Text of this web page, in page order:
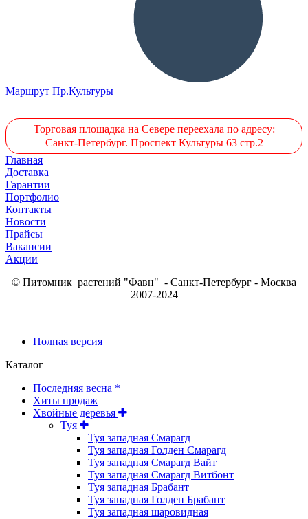
Маршрут Пр.Культуры
Торговая площадка на Севере переехала по адресу:
Санкт-Петербург. Проспект Культуры 63 стр.2
Главная
Доставка
Гарантии
Портфолио
Контакты
Новости
Прайсы
Вакансии
Акции
© Питомник растений "Фавн" - Санкт-Петербург - Москва
2007-2024
Полная версия
Каталог
Последняя весна *
Хиты продаж
Хвойные деревья
Туя
Туя западная Смарагд
Туя западная Голден Смарагд
Туя западная Смарагд Вайт
Туя западная Смарагд Витбонт
Туя западная Брабант
Туя западная Голден Брабант
Туя западная шаровидная